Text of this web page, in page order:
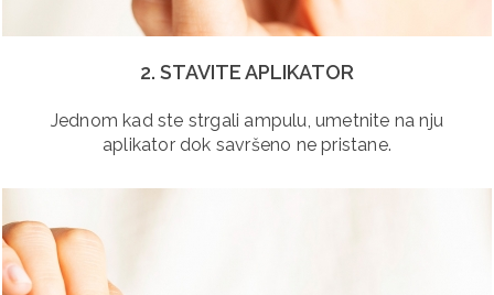
2. STAVITE APLIKATOR
Jednom kad ste strgali ampulu, umetnite na nju
aplikator dok savršeno ne pristane.